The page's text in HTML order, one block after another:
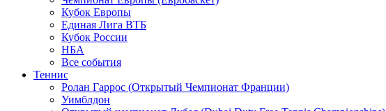
Кубок Европы
Единая Лига ВТБ
Кубок России
НБА
Все события
Теннис
Ролан Гаррос (Открытый Чемпионат Франции)
Уимблдон